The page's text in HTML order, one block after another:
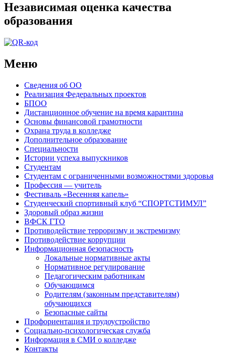
Независимая оценка качества
образования
Меню
Сведения об ОО
Реализация Федеральных проектов
БПОО
Дистанционное обучение на время карантина
Основы финансовой грамотности
Охрана труда в колледже
Дополнительное образование
Специальности
Истории успеха выпускников
Студентам
Студентам с ограниченными возможностями здоровья
Профессия — учитель
Фестиваль «Весенняя капель»
Студенческий спортивный клуб “СПОРТСТИМУЛ”
Здоровый образ жизни
ВФСК ГТО
Противодействие терроризму и экстремизму
Противодействие коррупции
Информационная безопасность
Локальные нормативные акты
Нормативное регулирование
Педагогическим работникам
Обучающимся
Родителям (законным представителям)
обучающихся
Безопасные сайты
Профориентация и трудоустройство
Социально-психологическая служба
Информация в СМИ о колледже
Контакты